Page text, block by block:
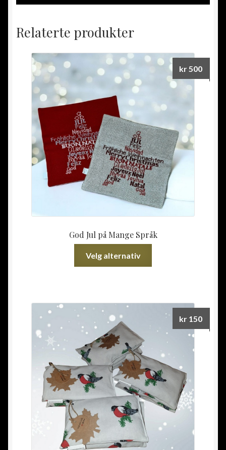
Relaterte produkter
God Jul på Mange Språk
kr500
Velg alternativ
varianter.
Alternativene
produktsiden
kr 150